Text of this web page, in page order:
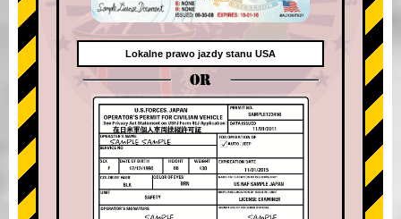
Lokalne prawo jazdy stanu USA
OR